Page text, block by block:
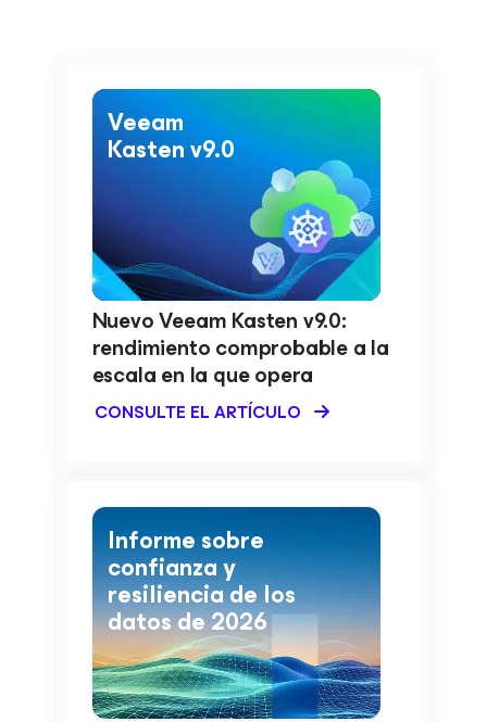
Veeam
Kasten v9.0
Nuevo Veeam Kasten v9.0:
rendimiento comprobable a la
escala en la que opera
CONSULTE EL ARTÍCULO
Informe sobre
confianza y
resiliencia de los
datos de 2026